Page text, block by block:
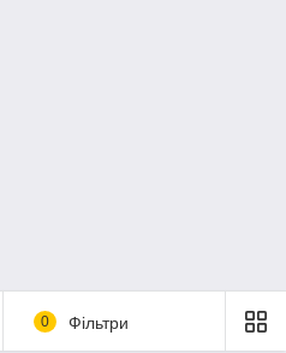
0 Фільтри